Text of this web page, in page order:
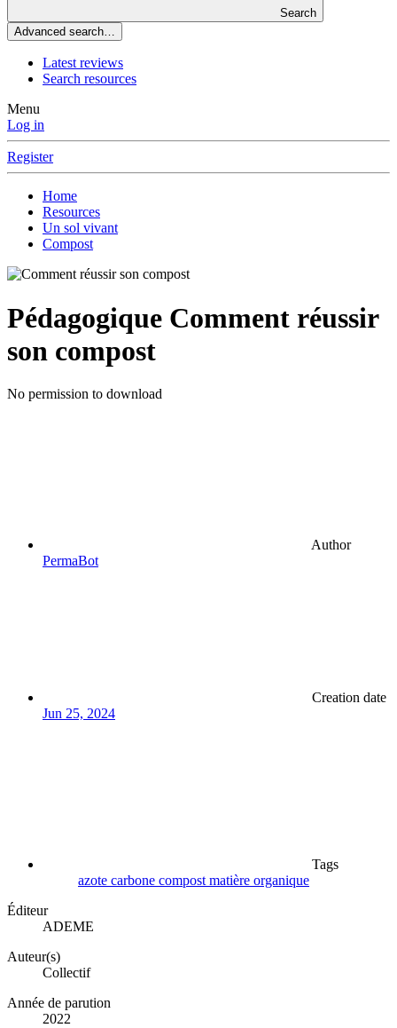
Search
Advanced search…
Latest reviews
Search resources
Menu
Log in
Register
Home
Resources
Un sol vivant
Compost
Pédagogique Comment réussir
son compost
No permission to download
Author
PermaBot
Creation date
Jun 25, 2024
Tags
azote carbone compost matière organique
Éditeur
ADEME
Auteur(s)
Collectif
Année de parution
2022